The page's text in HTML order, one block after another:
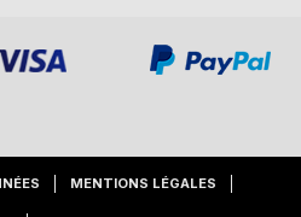
MENTIONS LÉGALES